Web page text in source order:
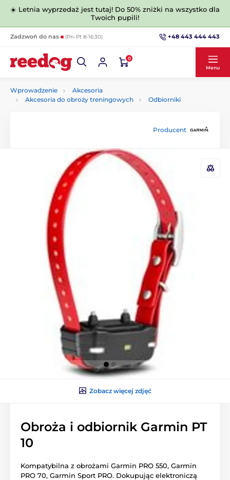
☀️ Letnia wyprzedaż jest tutaj! Do 50% zniżki na wszystko dla
Twoich pupili!
Zadzwoń do nas (Pn-Pt 8-16:30) +48 443 444 443
0
Menu
Wprowadzenie
Akcesoria
Akcesoria do obroży treningowych
Odbiorniki
Producent
Zobacz więcej zdjęć
Obroża i odbiornik Garmin PT
10
Kompatybilna z obrożami Garmin PRO 550, Garmin
PRO 70, Garmin Sport PRO. Dokupując elektroniczą